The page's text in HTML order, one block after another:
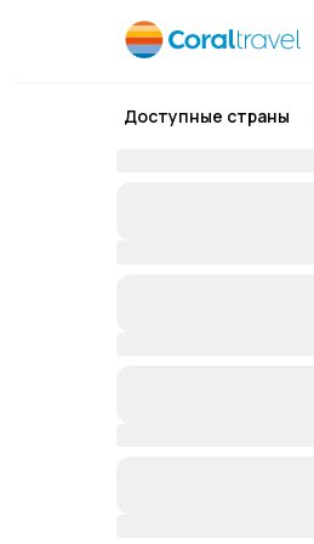
Доступные страны